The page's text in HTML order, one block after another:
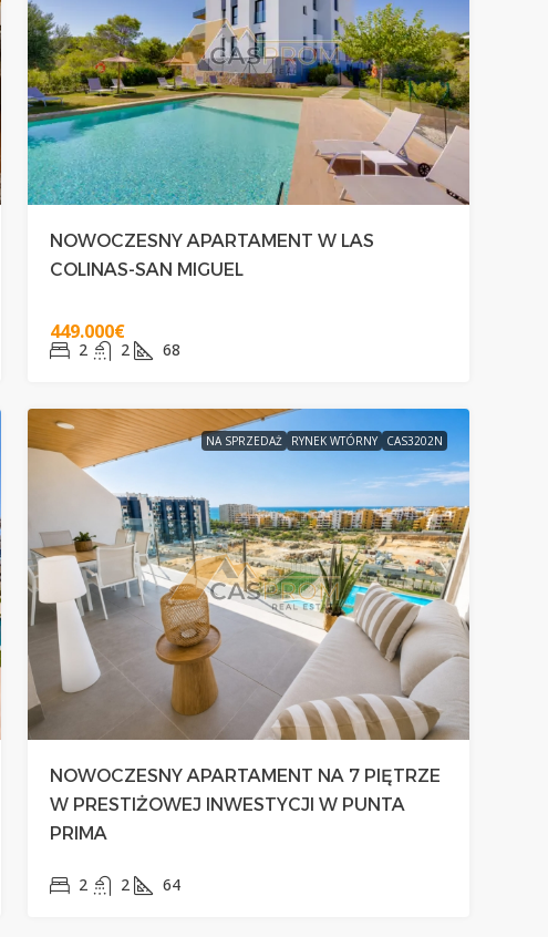
NOWOCZESNY APARTAMENT W LAS
COLINAS-SAN MIGUEL
449.000€
2 2 68
NA SPRZEDAŻ RYNEK WTÓRNY CAS3202N
NOWOCZESNY APARTAMENT NA 7 PIĘTRZE
W PRESTIŻOWEJ INWESTYCJI W PUNTA
PRIMA
2 2 64